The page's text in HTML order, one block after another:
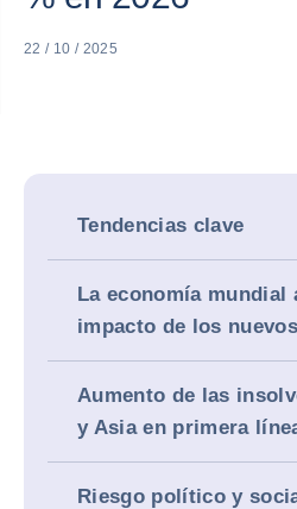
22 / 10 / 2025
Tendencias clave
La economía mundial
impacto de los
Aumento de las
y Asia en primera
Riesgo político y